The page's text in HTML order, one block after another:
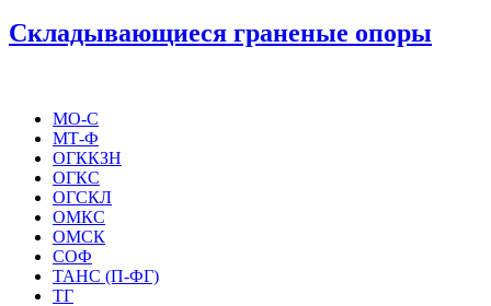
Складывающиеся граненые опоры
МО-С
МТ-Ф
ОГККЗН
ОГКС
ОГСКЛ
ОМКС
ОМСК
СОФ
ТАНС (П-ФГ)
ТГ